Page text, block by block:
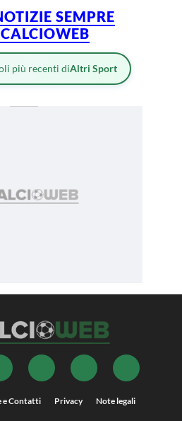
SEMPRE
più recenti diAltri Sport
e Contatti Privacy Note legali